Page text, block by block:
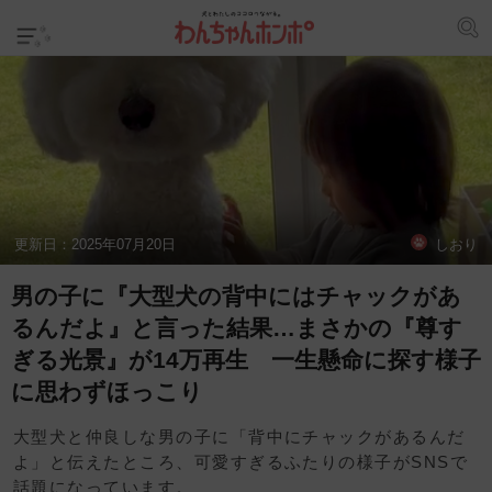
更新日： 2025年07月20日 しおり
男の子に『大型犬の背中にはチャックがあ
るんだよ』と言った結果…まさかの『尊す
ぎる光景』が14万再生 一生懸命に探す様子
に思わずほっこり
大型犬と仲良しな男の子に「背中にチャックがあるんだ
よ」と伝えたところ、可愛すぎるふたりの様子がSNSで
話題になっています。